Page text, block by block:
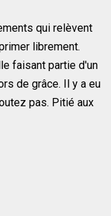
qui relèvent
librement.
faisant partie d'un
de grâce. Il y a eu
pas. Pitié aux